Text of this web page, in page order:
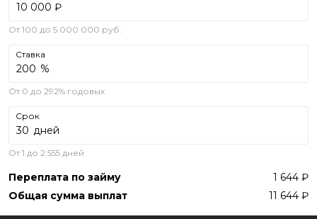
₽
От 100 до 5 000 000 руб.
Ставка
%
От 0 до 292% годовых
Срок
дней
От 1 до 2 555 дней
Переплата по займу
1 644
Общая сумма выплат
11 644